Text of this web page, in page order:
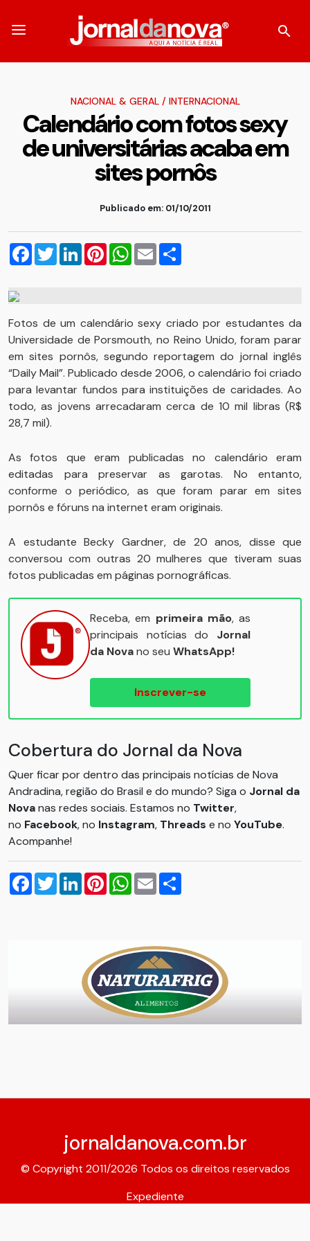
NACIONAL & GERAL/ INTERNACIONAL
Calendário com fotos sexy
de universitárias acaba em
sites pornôs
Publicado em: 01/10/2011
Facebook
TwitterLinkedInPinterestWhatsApp
Email
Fotos de um calendário sexy criado por estudantes da
Universidade de Porsmouth, no Reino Unido, foram parar
em sites pornôs, segundo reportagem do jornal inglês
“Daily Mail”. Publicado desde 2006, o calendário foi criado
para levantar fundos para instituições de caridades. Ao
todo, as jovens arrecadaram cerca de 10 mil libras (R$
28,7 mil).
As fotos que eram publicadas no calendário eram
editadas para preservar as garotas. No entanto,
conforme o periódico, as que foram parar em sites
pornôs e fóruns na internet eram originais.
A estudante Becky Gardner, de 20 anos, disse que
conversou com outras 20 mulheres que tiveram suas
fotos publicadas em páginas pornográficas.
Receba, em primeira mão, as
principais notícias do Jornal
da Novano seu WhatsApp!
Inscrever-se
Cobertura do Jornal da Nova
Quer ficar por dentro das principais notícias de Nova
Andradina, região do Brasil e do mundo? Siga o Jornal da
Novanas redes sociais. Estamos no Twitter,
no Facebook, no Instagram, Threads e no YouTube.
Acompanhe!
Facebook
TwitterLinkedInPinterestWhatsApp
Email
jornaldanova.com.br
© Copyright 2011/2026 Todos os direitos reservados
Expediente